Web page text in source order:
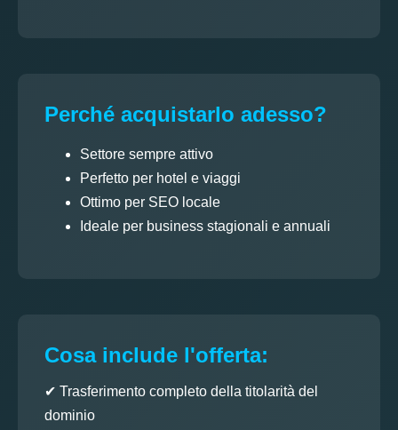
Perché acquistarlo adesso?
Settore sempre attivo
Perfetto per hotel e viaggi
Ottimo per SEO locale
Ideale per business stagionali e annuali
Cosa include l'offerta:
✔ Trasferimento completo della titolarità del
dominio